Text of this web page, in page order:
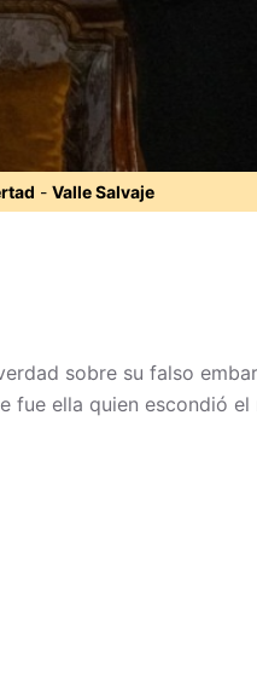
- Valle Salvaje
sobre su falso
fue ella quien escondió